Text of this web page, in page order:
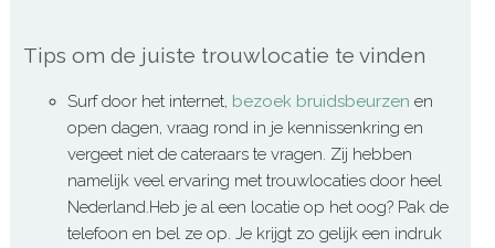
Tips om de juiste trouwlocatie te vinden
Surf door het internet, bezoek bruidsbeurzen en
open dagen, vraag rond in je kennissenkring en
vergeet niet de cateraars te vragen. Zij hebben
namelijk veel ervaring met trouwlocaties door heel
Nederland.Heb je al een locatie op het oog? Pak de
telefoon en bel ze op. Je krijgt zo gelijk een indruk